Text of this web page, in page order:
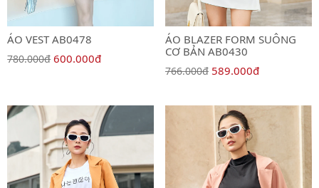
ÁO VEST AB0478
780.000đ 600.000đ
ÁO BLAZER FORM SUÔNG
CƠ BẢN AB0430
766.000đ 589.000đ